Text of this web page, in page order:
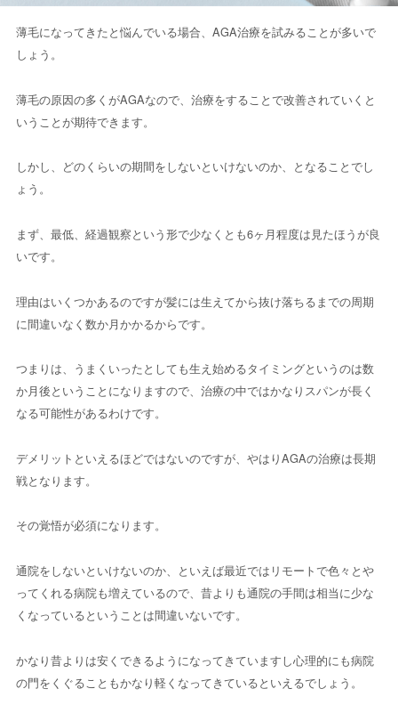
薄毛になってきたと悩んでいる場合、AGA治療を試みることが多いで
しょう。
薄毛の原因の多くがAGAなので、治療をすることで改善されていくと
いうことが期待できます。
しかし、どのくらいの期間をしないといけないのか、となることでし
ょう。
まず、最低、経過観察という形で少なくとも6ヶ月程度は見たほうが良
いです。
理由はいくつかあるのですが髪には生えてから抜け落ちるまでの周期
に間違いなく数か月かかるからです。
つまりは、うまくいったとしても生え始めるタイミングというのは数
か月後ということになりますので、治療の中ではかなりスパンが長く
なる可能性があるわけです。
デメリットといえるほどではないのですが、やはりAGAの治療は長期
戦となります。
その覚悟が必須になります。
通院をしないといけないのか、といえば最近ではリモートで色々とや
ってくれる病院も増えているので、昔よりも通院の手間は相当に少な
くなっているということは間違いないです。
かなり昔よりは安くできるようになってきていますし心理的にも病院
の門をくぐることもかなり軽くなってきているといえるでしょう。